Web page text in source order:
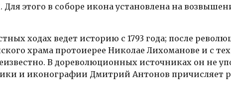
этого в соборе икона установлена на
ходах ведет историю с 1793 года; после
храма протоиерее Николае Лихоманове и с
В дореволюционных источниках он не
и иконографии Дмитрий Антонов причисляет